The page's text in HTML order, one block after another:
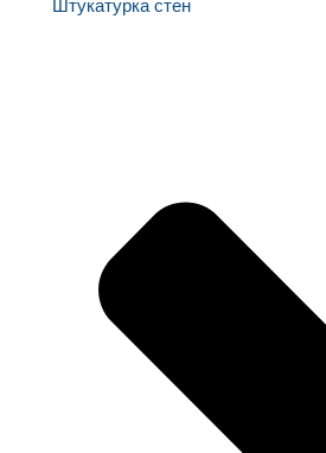
Штукатурка стен